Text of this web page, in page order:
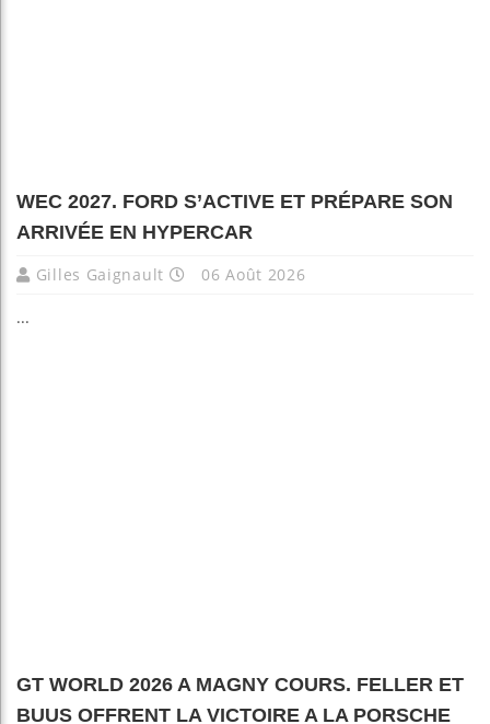
WEC 2027. FORD S’ACTIVE ET PRÉPARE SON
ARRIVÉE EN HYPERCAR
Gilles Gaignault 06 Août 2026
...
GT WORLD 2026 A MAGNY COURS. FELLER ET
BUUS OFFRENT LA VICTOIRE A LA PORSCHE